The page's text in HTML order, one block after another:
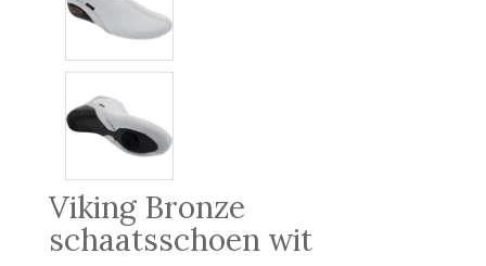
Viking Bronze
schaatsschoen wit